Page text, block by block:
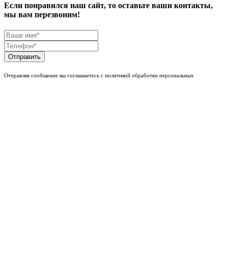
Если понравился наш сайт, то оставьте ваши контакты,
мы вам перезвоним!
Отправить
Отправляя сообщение вы соглашаетесь с политикой обработки персональных